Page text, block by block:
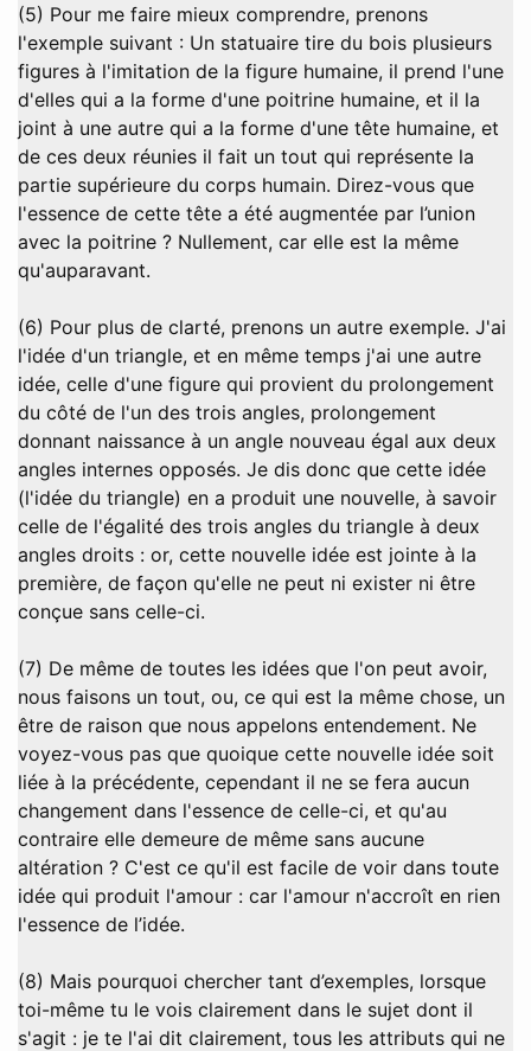
(5) Pour me faire mieux comprendre, prenons
l'exemple suivant : Un statuaire tire du bois plusieurs
figures à l'imitation de la figure humaine, il prend l'une
d'elles qui a la forme d'une poitrine humaine, et il la
joint à une autre qui a la forme d'une tête humaine, et
de ces deux réunies il fait un tout qui représente la
partie supérieure du corps humain. Direz-vous que
l'essence de cette tête a été augmentée par l’union
avec la poitrine ? Nullement, car elle est la même
qu'auparavant.
(6) Pour plus de clarté, prenons un autre exemple. J'ai
l'idée d'un triangle, et en même temps j'ai une autre
idée, celle d'une figure qui provient du prolongement
du côté de l'un des trois angles, prolongement
donnant naissance à un angle nouveau égal aux deux
angles internes opposés. Je dis donc que cette idée
(l'idée du triangle) en a produit une nouvelle, à savoir
celle de l'égalité des trois angles du triangle à deux
angles droits : or, cette nouvelle idée est jointe à la
première, de façon qu'elle ne peut ni exister ni être
conçue sans celle-ci.
(7) De même de toutes les idées que l'on peut avoir,
nous faisons un tout, ou, ce qui est la même chose, un
être de raison que nous appelons entendement. Ne
voyez-vous pas que quoique cette nouvelle idée soit
liée à la précédente, cependant il ne se fera aucun
changement dans l'essence de celle-ci, et qu'au
contraire elle demeure de même sans aucune
altération ? C'est ce qu'il est facile de voir dans toute
idée qui produit l'amour : car l'amour n'accroît en rien
l'essence de l’idée.
(8) Mais pourquoi chercher tant d’exemples, lorsque
toi-même tu le vois clairement dans le sujet dont il
s'agit : je te l'ai dit clairement, tous les attributs qui ne